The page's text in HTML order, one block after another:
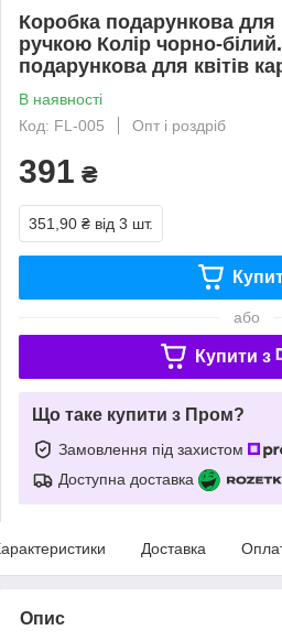
Коробка подарункова для
ручкою Колір чорно-
подарункова для квітів
В наявності
Код: FL-005
Опт і роздріб
391 ₴
351,90 ₴ від 3 шт.
або
Купити з
Що таке купити з Пром?
Замовлення під захистом
Доступна доставка
Доставка
Опис